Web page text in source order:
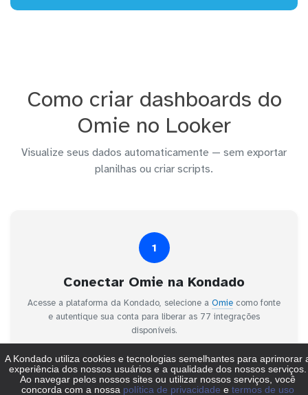
Como criar dashboards do
Omie no Looker
Visualize seus dados automaticamente — sem exportar
planilhas ou criar scripts.
1
Conectar Omie na Kondado
Acesse a plataforma da Kondado, selecione a Omie como fonte
e autentique sua conta para liberar as 77 integrações
disponíveis.